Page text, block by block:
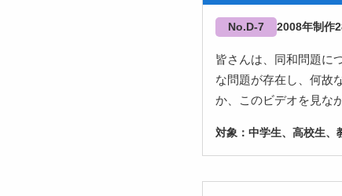
No.D-7 2008
皆さんは、同和問題に
な問題が存在し、何故
か、このビデオを見な
中学生、高校生、